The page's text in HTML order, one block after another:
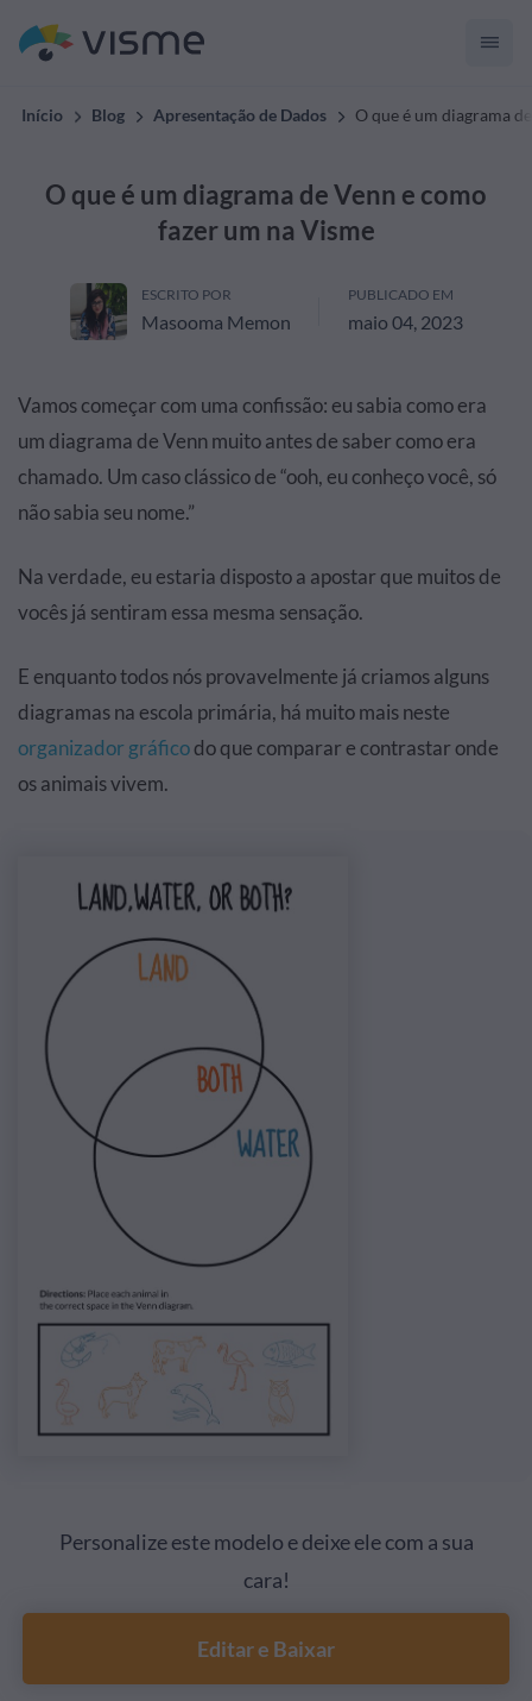
Início Blog Apresentação de Dados O que é um diagrama
O que é um diagrama de Venn e como
fazer um na Visme
ESCRITO POR
Masooma Memon
PUBLICADO EM
maio 04, 2023
Vamos começar com uma confissão: eu sabia como era
um diagrama de Venn muito antes de saber como era
chamado. Um caso clássico de “ooh, eu conheço você, só
não sabia seu nome.”
Na verdade, eu estaria disposto a apostar que muitos de
vocês já sentiram essa mesma sensação.
E enquanto todos nós provavelmente já criamos alguns
diagramas na escola primária, há muito mais neste
organizador gráficodo que comparar e contrastar onde
os animais vivem.
Personalize este modelo e deixe ele com a sua
cara!
Editar e Baixar